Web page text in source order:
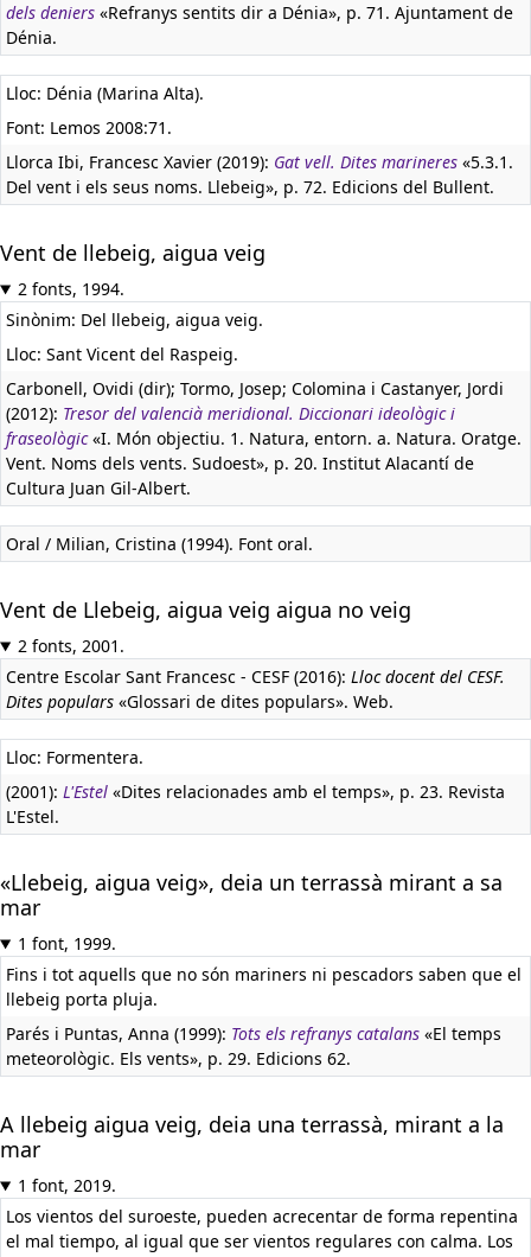
dels deniers «Refranys sentits dir a Dénia», p. 71. Ajuntament de
Dénia.
Lloc: Dénia (Marina Alta).
Font: Lemos 2008:71.
Llorca Ibi, Francesc Xavier (2019): Gat vell. Dites marineres «5.3.1.
Del vent i els seus noms. Llebeig», p. 72. Edicions del Bullent.
Vent de llebeig, aigua veig
2 fonts, 1994.
Sinònim: Del llebeig, aigua veig.
Lloc: Sant Vicent del Raspeig.
Carbonell, Ovidi (dir); Tormo, Josep; Colomina i Castanyer, Jordi
(2012): Tresor del valencià meridional. Diccionari ideològic i
fraseològic«I. Món objectiu. 1. Natura, entorn. a. Natura. Oratge.
Vent. Noms dels vents. Sudoest», p. 20. Institut Alacantí de
Cultura Juan Gil-Albert.
Oral / Milian, Cristina (1994). Font oral.
Vent de Llebeig, aigua veig aigua no veig
2 fonts, 2001.
Centre Escolar Sant Francesc - CESF (2016): Lloc docent del CESF.
Dites populars «Glossari de dites populars». Web.
Lloc: Formentera.
(2001): L'Estel «Dites relacionades amb el temps», p. 23. Revista
L'Estel.
«Llebeig, aigua veig», deia un terrassà mirant a sa
mar
1 font, 1999.
Fins i tot aquells que no són mariners ni pescadors saben que el
llebeig porta pluja.
Parés i Puntas, Anna (1999): Tots els refranys catalans «El temps
meteorològic. Els vents», p. 29. Edicions 62.
A llebeig aigua veig, deia una terrassà, mirant a la
mar
1 font, 2019.
Los vientos del suroeste, pueden acrecentar de forma repentina
el mal tiempo, al igual que ser vientos regulares con calma. Los